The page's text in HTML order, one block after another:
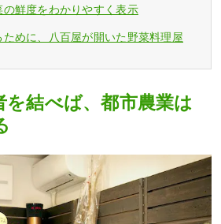
鮮度をわかりやすく表示
めに、八百屋が開いた野菜料理屋
を結べば、都市農業は